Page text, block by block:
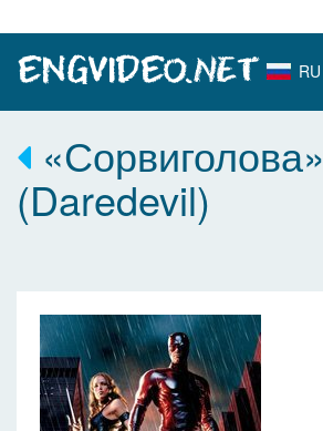
RU
«Сорвиголова»
(Daredevil)